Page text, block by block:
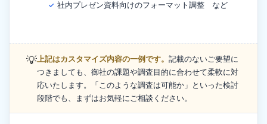
✓ 社内プレゼン資料向けのフォーマット調整 など
💡上記はカスタマイズ内容の一例です。 記載のないご要望に
つきましても、御社の課題や調査目的に合わせて柔軟に対
応いたします。「このような調査は可能か」といった検討
段階でも、まずはお気軽にご相談ください。